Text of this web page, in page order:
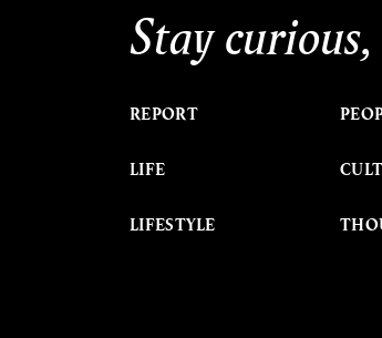
Stay
REPORT
LIFE
LIFESTYLE